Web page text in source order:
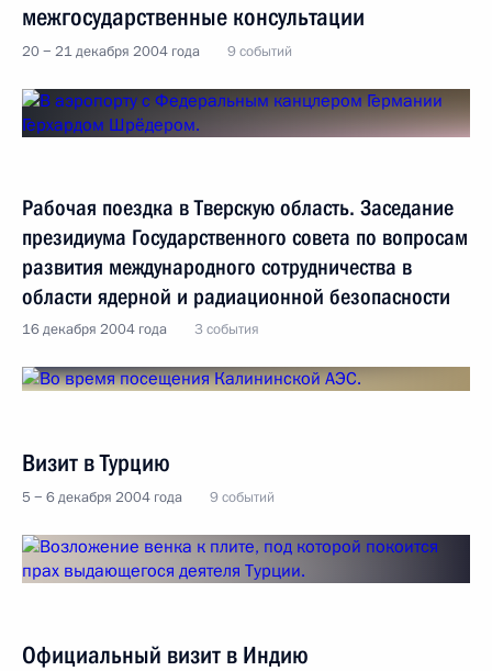
межгосударственные консультации
20 − 21 декабря 2004 года 9 событий
Рабочая поездка в Тверскую область. Заседание
президиума Государственного совета по вопросам
развития международного сотрудничества в
области ядерной и радиационной безопасности
16 декабря 2004 года 3 события
Визит в Турцию
5 − 6 декабря 2004 года 9 событий
Официальный визит в Индию